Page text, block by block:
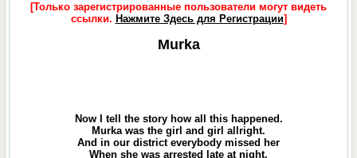
[Только зарегистрированные пользователи могут видеть
ссылки. Нажмите Здесь для Регистрации]
Murka
Now I tell the story how all this happened.
Murka was the girl and girl allright.
And in our district everybody missed her
When she was arrested late at night.